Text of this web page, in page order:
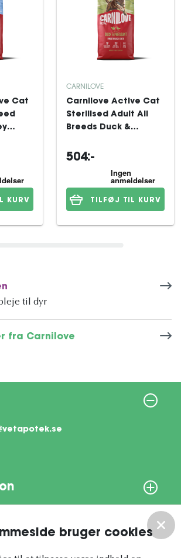
bruger cookies
Cat
KURV
CARNILOVE
Carnilove Active Cat
Sterilised Adult All
Breeds Duck &
kat 6 kg
504:-
TILFØJ TIL KURV
til dyr
fra Carnilove